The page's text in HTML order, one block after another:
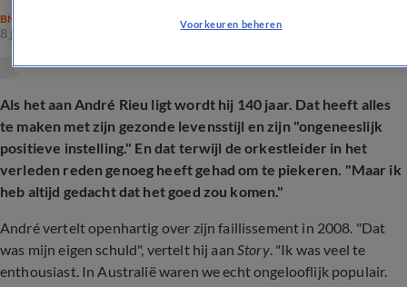
BN'ERS
8 jan 2026, 14:32
Als het aan André Rieu ligt wordt hij 140 jaar. Dat heeft alles
te maken met zijn gezonde levensstijl en zijn "ongeneeslijk
positieve instelling." En dat terwijl de orkestleider in het
verleden reden genoeg heeft gehad om te piekeren. "Maar ik
heb altijd gedacht dat het goed zou komen."
André vertelt openhartig over zijn faillissement in 2008. "Dat
was mijn eigen schuld", vertelt hij aanStory. "Ik was veel te
enthousiast. In Australië waren we echt ongelooflijk populair.
Voorkeuren beheren